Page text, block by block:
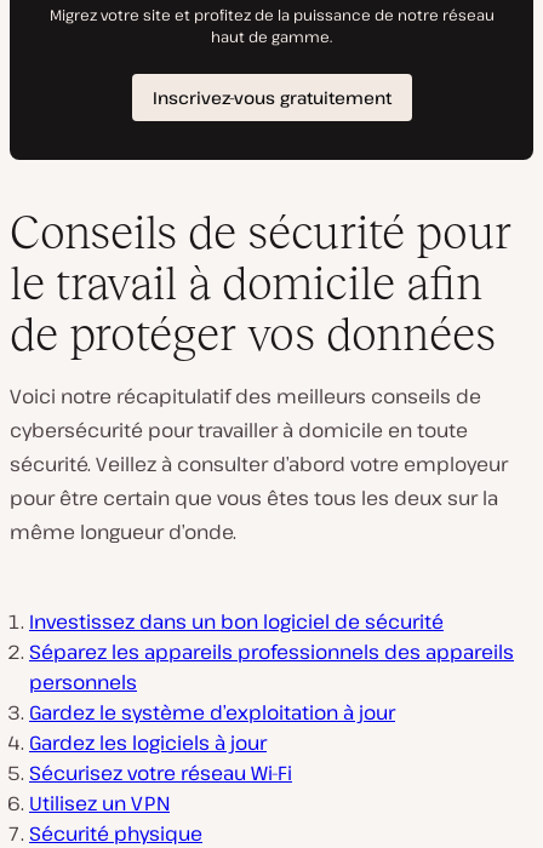
Conseils de sécurité pour
le travail à domicile afin
de protéger vos données
Voici notre récapitulatif des meilleurs conseils de
cybersécurité pour travailler à domicile en toute
sécurité. Veillez à consulter d’abord votre employeur
pour être certain que vous êtes tous les deux sur la
même longueur d’onde.
Investissez dans un bon logiciel de sécurité
Séparez les appareils professionnels des appareils
personnels
Gardez le système d’exploitation à jour
Gardez les logiciels à jour
Sécurisez votre réseau Wi-Fi
Utilisez un VPN
Sécurité physique